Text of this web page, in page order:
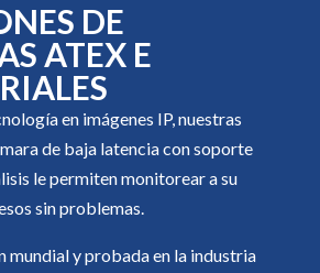
DE
ATEX E
en imágenes IP, nuestras
de baja latencia con soporte
le permiten monitorear a su
sin problemas.
mundial y probada en la industria